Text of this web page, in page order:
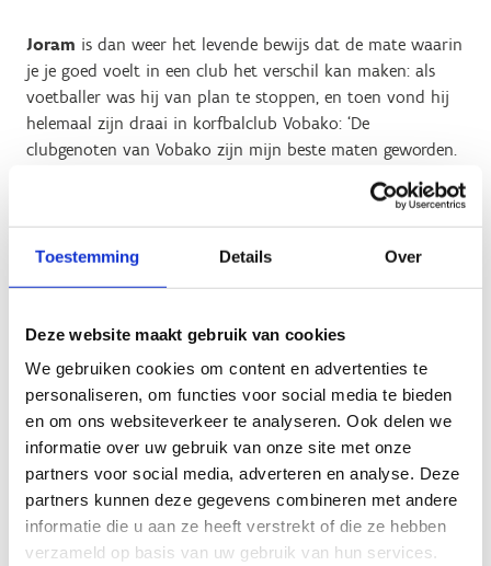
Toestemming Details Over
Deze website maakt gebruik van cookies
We gebruiken cookies om content en advertenties te
personaliseren, om functies voor social media te bieden
en om ons websiteverkeer te analyseren. Ook delen we
informatie over uw gebruik van onze site met onze
partners voor social media, adverteren en analyse. Deze
partners kunnen deze gegevens combineren met andere
informatie die u aan ze heeft verstrekt of die ze hebben
verzameld op basis van uw gebruik van hun services.
Joram is dan weer het levende bewijs dat de mate waarin
je je goed voelt in een club het verschil kan maken: als
voetballer was hij van plan te stoppen, en toen vond hij
helemaal zijn draai in korfbalclub Vobako: ‘De
clubgenoten van Vobako zijn mijn beste maten geworden.
De drop-out is het grootst bij
meisjes
Een analyse van de drop-outcijfers bij de sportfederaties
leeftijdscategorie van 13 tot 19 jaar: bij jongens is dat 14
procent, bij meisjes is dat 20 procent. Daarnaast neemt de
drop-out ook toe met de leeftijd, zowel bij jongens als bij
meisjes is die het hoogst op de leeftijd van 19 jaar: bij
jongens bedraagt die dan 20 procent, bij meisjes zelfs 29
procent (cijfers van 2021). Daarom zal dit project ook
extra aandacht geven aan meisjes en voor hen specifieke